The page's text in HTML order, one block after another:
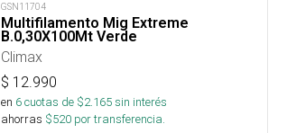
GSN11704
Multifilamento Mig Extreme
B.0,30X100Mt Verde
Climax
$ 12.990
en 6cuotas de $2.165sin interés
ahorras $520 por transferencia.